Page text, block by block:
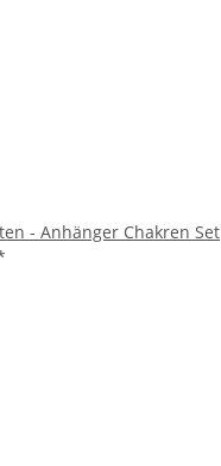
- Anhänger Chakren Set